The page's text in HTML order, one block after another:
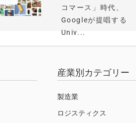
コマース」時代、
Googleが提唱する
Univ...
産業別カテゴリー
製造業
ロジスティクス